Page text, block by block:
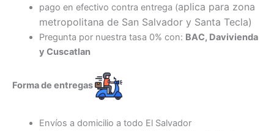
pago en efectivo contra entrega (aplica para zona
metropolitana de San Salvador y Santa Tecla)
Pregunta por nuestra tasa 0% con: BAC, Davivienda
y Cuscatlan
Forma de entregas
Envíos a domicilio a todo El Salvador